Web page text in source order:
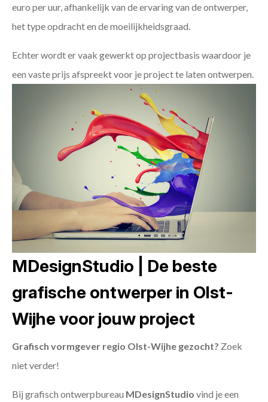
euro per uur, afhankelijk van de ervaring van de ontwerper,
het type opdracht en de moeilijkheidsgraad.
Echter wordt er vaak gewerkt op projectbasis waardoor je
een vaste prijs afspreekt voor je project te laten ontwerpen.
MDesignStudio | De beste
grafische ontwerper in Olst-
Wijhe voor jouw project
Grafisch vormgever regio Olst-Wijhe gezocht? Zoek
niet verder!
Bij grafisch ontwerpbureau MDesignStudio vind je een